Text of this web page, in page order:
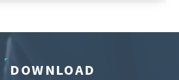
DOWNLOAD